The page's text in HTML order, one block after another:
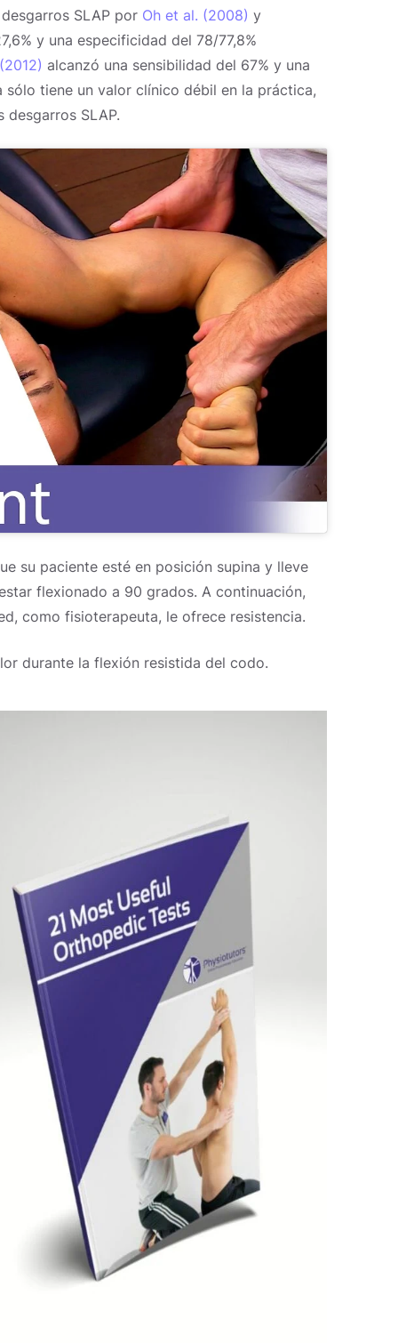
SLAP por Oh et al. (2008) y
y una especificidad del 78/77,8%
alcanzó una sensibilidad del 67% y una
tiene un valor clínico débil en la práctica,
SLAP.
su paciente esté en posición supina y lleve
flexionado a 90 grados. A continuación,
como fisioterapeuta, le ofrece resistencia.
durante la flexión resistida del codo.